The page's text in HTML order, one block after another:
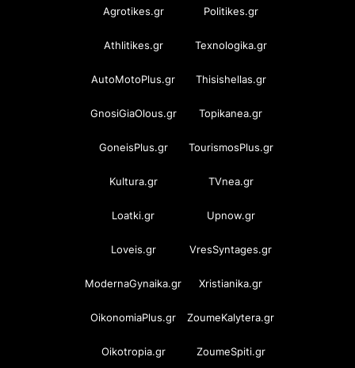
Agrotikes.gr Politikes.gr
Athlitikes.gr Texnologika.gr
AutoMotoPlus.gr Thisishellas.gr
GnosiGiaOlous.gr Topikanea.gr
GoneisPlus.gr TourismosPlus.gr
Kultura.gr TVnea.gr
Loatki.gr Upnow.gr
Loveis.gr VresSyntages.gr
ModernaGynaika.gr Xristianika.gr
OikonomiaPlus.gr ZoumeKalytera.gr
Oikotropia.gr ZoumeSpiti.gr